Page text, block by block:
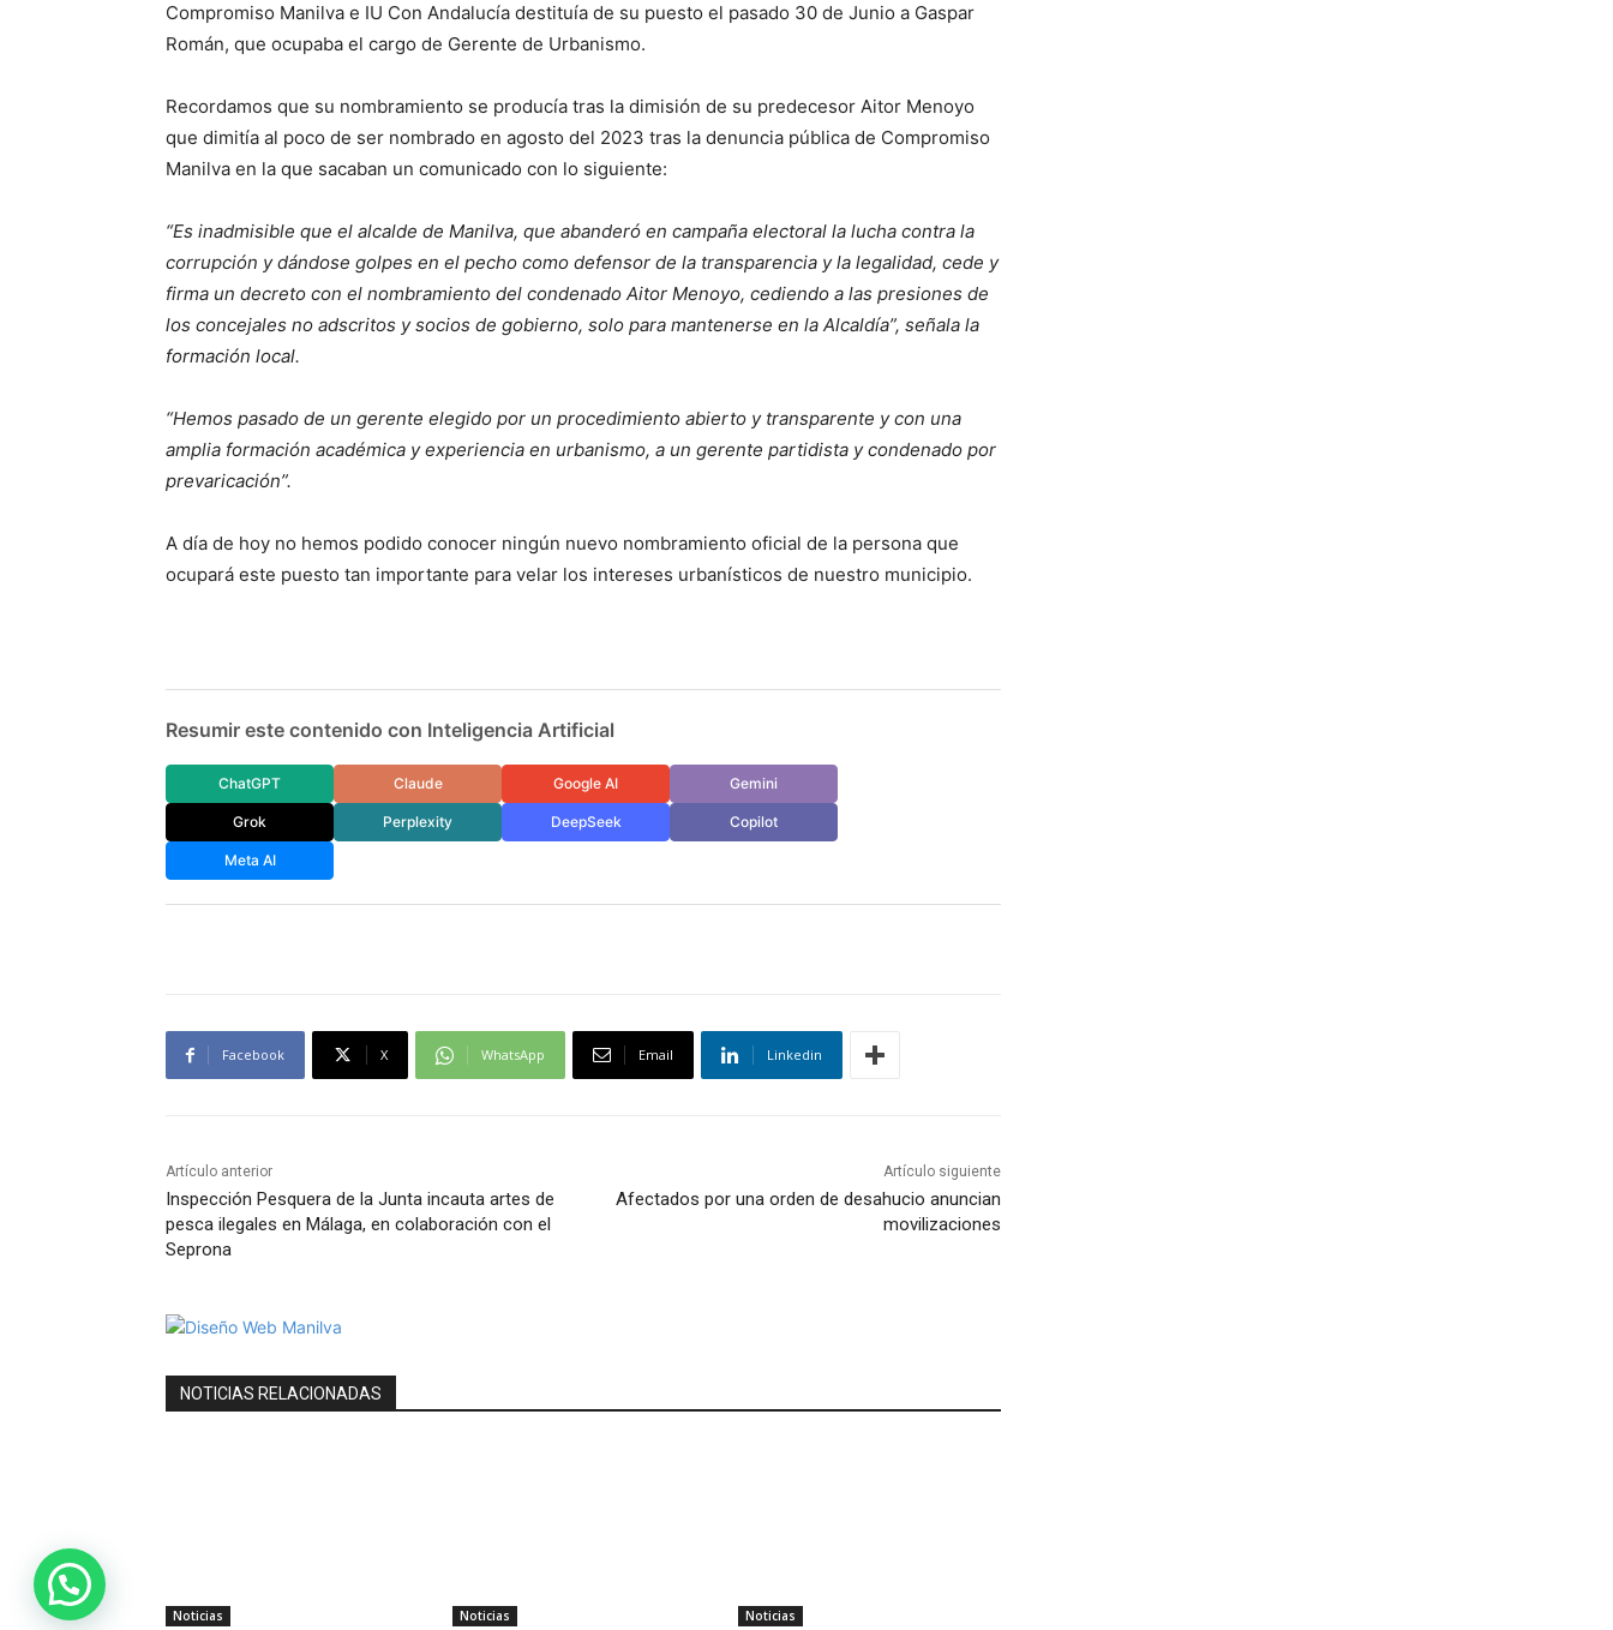
Compromiso Manilva e IU Con Andalucía destituía de su puesto el pasado 30 de Junio a Gaspar
Román, que ocupaba el cargo de Gerente de Urbanismo.
Recordamos que su nombramiento se producía tras la dimisión de su predecesor Aitor Menoyo
que dimitía al poco de ser nombrado en agosto del 2023 tras la denuncia pública de Compromiso
Manilva en la que sacaban un comunicado con lo siguiente:
“Es inadmisible que el alcalde de Manilva, que abanderó en campaña electoral la lucha contra la
corrupción y dándose golpes en el pecho como defensor de la transparencia y la legalidad, cede y
firma un decreto con el nombramiento del condenado Aitor Menoyo, cediendo a las presiones de
los concejales no adscritos y socios de gobierno, solo para mantenerse en la Alcaldía”, señala la
formación local.
“Hemos pasado de un gerente elegido por un procedimiento abierto y transparente y con una
amplia formación académica y experiencia en urbanismo, a un gerente partidista y condenado por
prevaricación”.
A día de hoy no hemos podido conocer ningún nuevo nombramiento oficial de la persona que
ocupará este puesto tan importante para velar los intereses urbanísticos de nuestro municipio.
Resumir este contenido con Inteligencia Artificial
ChatGPT Claude Google AI Gemini
Grok Perplexity DeepSeek Copilot
Meta AI
Facebook X WhatsApp Email Linkedin
Artículo anterior
Inspección Pesquera de la Junta incauta artes de
pesca ilegales en Málaga, en colaboración con el
Seprona
Artículo siguiente
Afectados por una orden de desahucio anuncian
movilizaciones
NOTICIAS RELACIONADAS
Noticias Noticias Noticias